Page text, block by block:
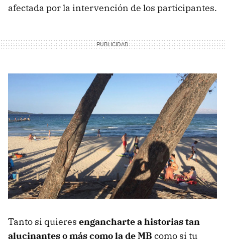
afectada por la intervención de los participantes.
Tanto si quieres engancharte a historias tan
alucinantes o más como la de MB como si tu